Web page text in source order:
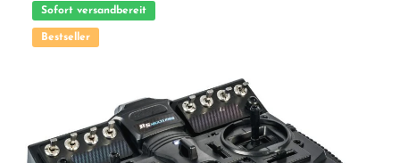
Sofort versandbereit
Bestseller